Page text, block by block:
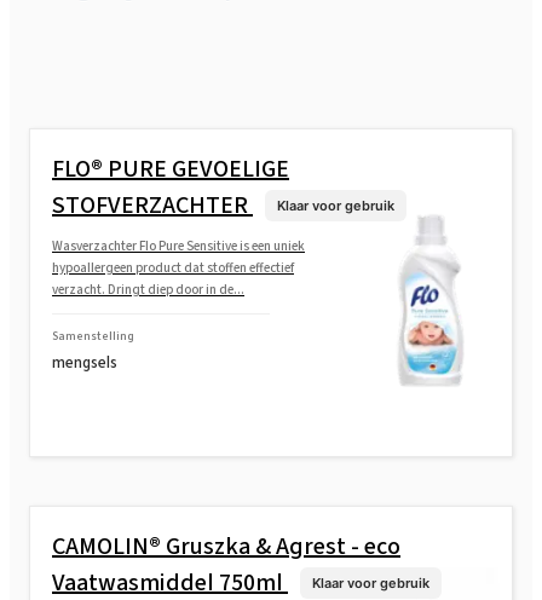
FLO® PURE GEVOELIGE
STOFVERZACHTER
Klaar voor gebruik
Wasverzachter Flo Pure Sensitive is een uniek
hypoallergeen product dat stoffen effectief
verzacht. Dringt diep door in de...
Samenstelling
mengsels
CAMOLIN® Gruszka & Agrest - eco
Vaatwasmiddel 750ml
Klaar voor gebruik